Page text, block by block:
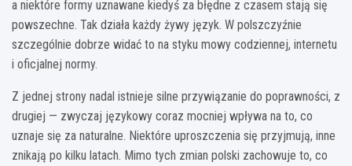
a niektóre formy uznawane kiedyś za błędne z czasem stają się
powszechne. Tak działa każdy żywy język. W polszczyźnie
szczególnie dobrze widać to na styku mowy codziennej, internetu
i oficjalnej normy.
Z jednej strony nadal istnieje silne przywiązanie do poprawności, z
drugiej — zwyczaj językowy coraz mocniej wpływa na to, co
uznaje się za naturalne. Niektóre uproszczenia się przyjmują, inne
znikają po kilku latach. Mimo tych zmian polski zachowuje to, co